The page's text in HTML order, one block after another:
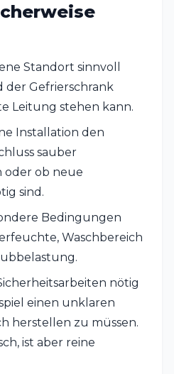
Standort sinnvoll
der Gefrierschrank
Leitung stehen kann.
Installation den
sauber
oder ob neue
sind.
Bedingungen
Waschbereich
nötig
einen unklaren
herstellen zu müssen.
ist aber reine